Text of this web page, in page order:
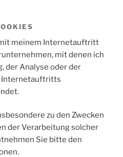
meinem Internetauftritt
mit denen ich
der Analyse oder der
Internetauftritts
zu den Zwecken
der Verarbeitung solcher
Sie bitte den